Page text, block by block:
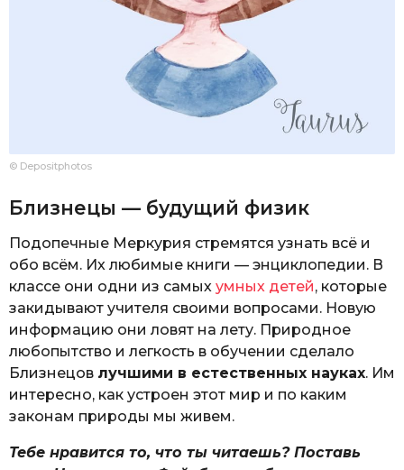
© Depositphotos
Близнецы — будущий физик
Подопечные Меркурия стремятся узнать всё и
обо всём. Их любимые книги — энциклопедии. В
классе они одни из самых умных детей, которые
закидывают учителя своими вопросами. Новую
информацию они ловят на лету. Природное
любопытство и легкость в обучении сделало
Близнецов лучшими в естественных науках. Им
интересно, как устроен этот мир и по каким
законам природы мы живем.
Тебе нравится то, что ты читаешь? Поставь